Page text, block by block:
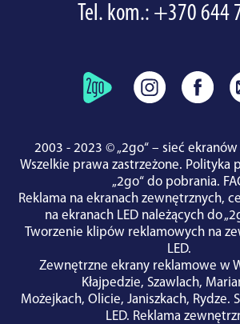
Tel. kom.: +370 644
2003 - 2023 © „2go“ – sieć
Wszelkie prawa zastrzeżone. Polityka
„2go“ do pobrania.
Reklama na ekranach zewnętrznych,
na ekranach LED należących do
Tworzenie klipów reklamowych na
LED.
Zewnętrzne ekrany reklamowe w
Kłajpedzie, Szawlach,
Możejkach, Olicie, Janiszkach, Rydze.
LED. Reklama